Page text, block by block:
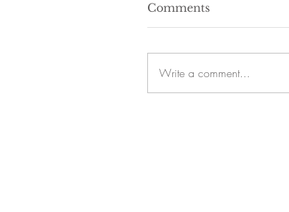
Comments
Write a comment...